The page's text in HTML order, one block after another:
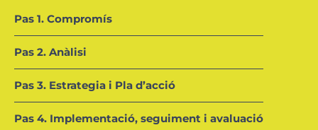
Pas 1. Compromís
Pas 2. Anàlisi
Pas 3. Estrategia i Pla d’acció
Pas 4. Implementació, seguiment i avaluació